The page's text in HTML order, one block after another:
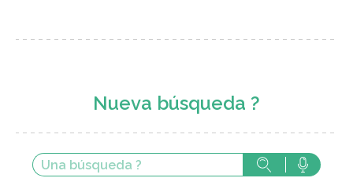
Nueva búsqueda ?